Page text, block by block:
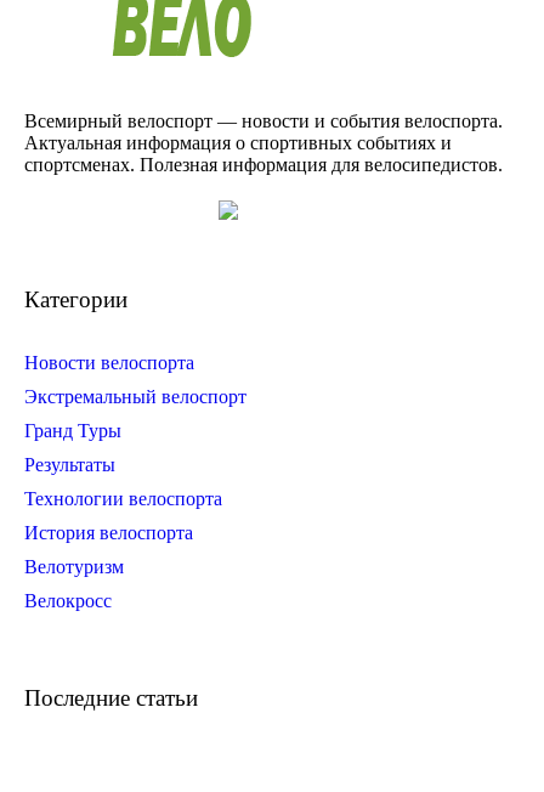
Всемирный велоспорт — новости и события велоспорта.
Актуальная информация о спортивных событиях и
спортсменах. Полезная информация для велосипедистов.
Категории
Новости велоспорта
Экстремальный велоспорт
Гранд Туры
Результаты
Технологии велоспорта
История велоспорта
Велотуризм
Велокросс
Последние статьи